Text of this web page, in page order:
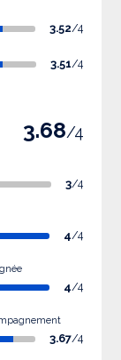
3.52/4
3.51/4
3.68/4
3/4
4/4
4/4
3.67/4